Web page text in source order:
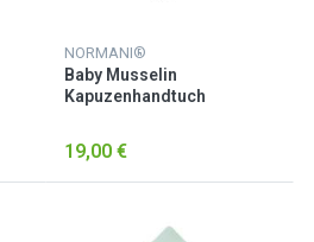
NORMANI®
Baby Musselin
Kapuzenhandtuch
19,00 €